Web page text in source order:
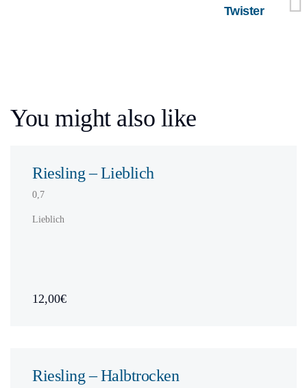
Twister
You might also like
Riesling – Lieblich
0,7
Lieblich
12,00€
Riesling – Halbtrocken